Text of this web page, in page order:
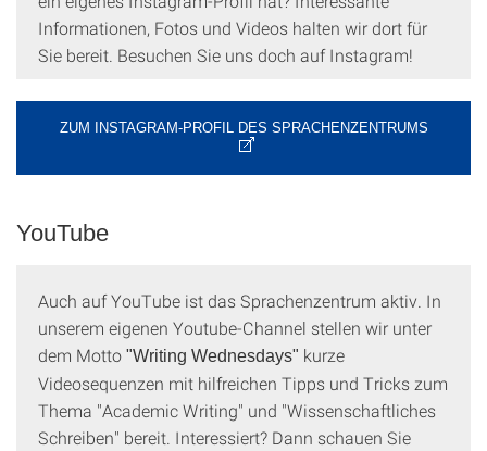
Informationen, Fotos und Videos halten wir dort für
Sie bereit. Besuchen Sie uns doch auf Instagram!
ZUM INSTAGRAM-PROFIL DES SPRACHENZENTRUMS
YouTube
Auch auf YouTube ist das Sprachenzentrum aktiv. In
unserem eigenen Youtube-Channel stellen wir unter
dem Motto "Writing Wednesdays" kurze
Videosequenzen mit hilfreichen Tipps und Tricks zum
Thema "Academic Writing" und "Wissenschaftliches
Schreiben" bereit. Interessiert? Dann schauen Sie